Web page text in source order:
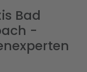
Bad
-